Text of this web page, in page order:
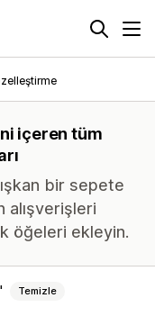
içeren tüm
bir sepete
alışverişleri
öğeleri ekleyin.
Temizle